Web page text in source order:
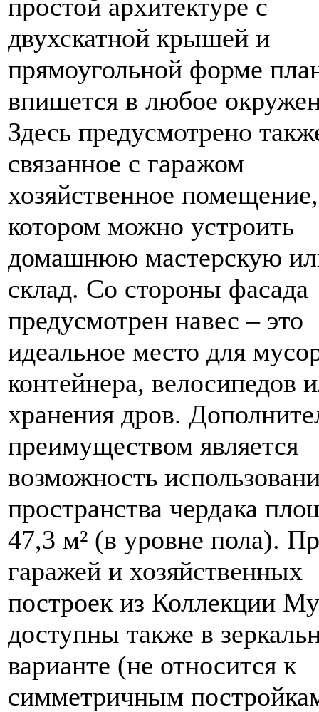
простой архитектуре с
двухскатной крышей и
прямоугольной форме
впишется в любое
Здесь предусмотрено
связанное с гаражом
хозяйственное
котором можно устроить
домашнюю мастерскую
склад. Со стороны фасада
предусмотрен навес – это
идеальное место для
контейнера, велосипедов
хранения дров.
преимуществом является
возможность
пространства чердака
47,3 м² (в уровне пола).
гаражей и хозяйственных
построек из Коллекции
доступны также в
варианте (не относится к
симметричным